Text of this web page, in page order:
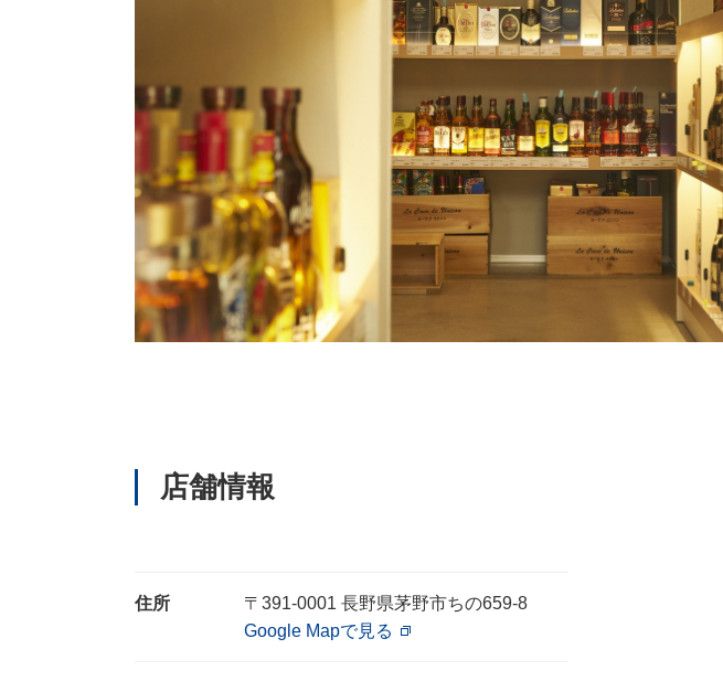
店舗情報
住所
〒391-0001 長野県茅野市ちの659-8
Google Mapで見る